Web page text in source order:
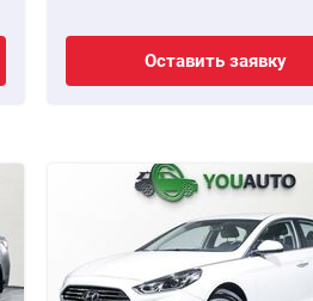
Оставить заявку